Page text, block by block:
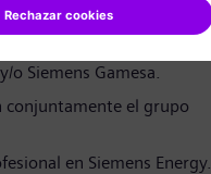
o Siemens Gamesa.
conjuntamente el grupo
en Siemens Energy.